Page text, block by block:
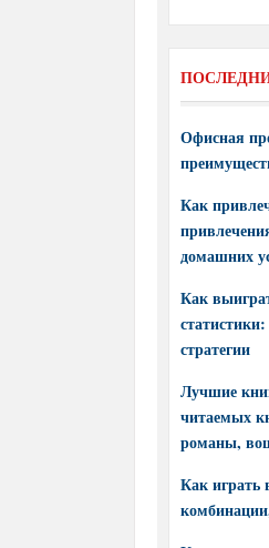
Офисная
Как
домашних
Как
стратегии
Лучшие
читаемых
романы,
Как играть